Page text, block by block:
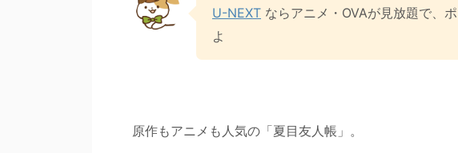
U-NEXT ならアニメ・OVAが見放題で、
よ
原作もアニメも人気の「夏目友人帳」。